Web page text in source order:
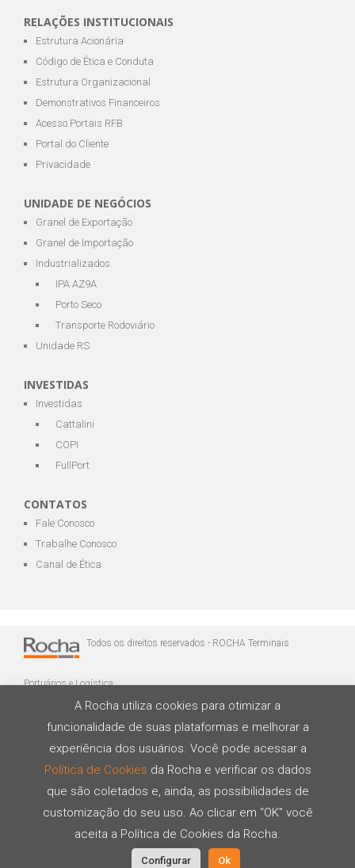
RELAÇÕES INSTITUCIONAIS
Estrutura Acionária
Código de Ética e Conduta
Estrutura Organizacional
Demonstrativos Financeiros
Acesso Portais RFB
Portal do Cliente
Privacidade
UNIDADE DE NEGÓCIOS
Granel de Exportação
Granel de Importação
Industrializados
IPA AZ9A
Porto Seco
Transporte Rodoviário
Unidade RS
INVESTIDAS
Investidas
Cattalini
COPI
FullPort
CONTATOS
Fale Conosco
Trabalhe Conosco
Canal de Ética
Todos os direitos reservados - ROCHA Terminais
Portuários e Logística
Desenvolvido por
A Rocha utiliza cookies para otimizar a
funcionalidade de suas plataformas e melhorar a
experiência dos usuários. Você pode acessar a
Política de Cookies da Rocha e verificar os dados
que são coletados e, ainda, as possibilidades de
customização do seu uso. Ao clicar em “OK” você
aceita a Política de Cookies da Rocha.
Configurar Ok